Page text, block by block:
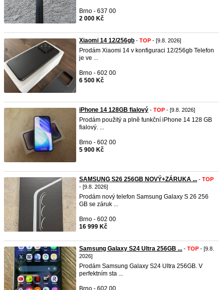
Brno - 637 00
2 000 Kč
Xiaomi 14 12/256gb - TOP - [9.8. 2026]
Prodám Xiaomi 14 v konfiguraci 12/256gb Telefon
je ve ...
Brno - 602 00
6 500 Kč
iPhone 14 128GB fialový - TOP - [9.8. 2026]
Prodám použitý a plně funkční iPhone 14 128 GB
fialový. ...
Brno - 602 00
5 900 Kč
SAMSUNG S26 256GB NOVÝ+ZÁRUKA ... - TOP
- [9.8. 2026]
Prodám nový telefon Samsung Galaxy S 26 256
GB se záruk ...
Brno - 602 00
16 999 Kč
Samsung Galaxy S24 Ultra 256GB ... - TOP - [9.8.
2026]
Prodám Samsung Galaxy S24 Ultra 256GB. V
perfektním sta ...
Brno - 602 00